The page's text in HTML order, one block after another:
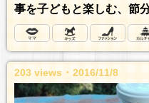
事を子どもと楽しむ、節
203 views ･ 2016/11/8